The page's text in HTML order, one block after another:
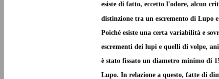
esiste di fatto, eccetto l'odore, alcun
distinzione tra un escremento di Lupo
Poiché esiste una certa variabilità e
escrementi dei lupi e quelli di volpe,
è stato fissato un diametro minimo di
Lupo. In relazione a questo, fatte di